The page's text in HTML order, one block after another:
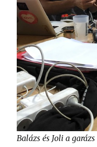
Balázs és Joli a